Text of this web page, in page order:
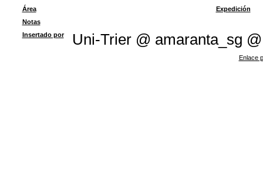
Área
Expedición
Notas
Insertado por
Uni-Trier @ amaranta_sg @
Enlace